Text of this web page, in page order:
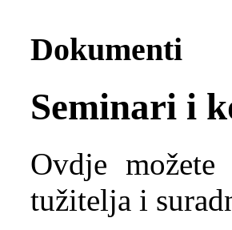
Dokumenti
Seminari i
Ovdje
tužitelja i